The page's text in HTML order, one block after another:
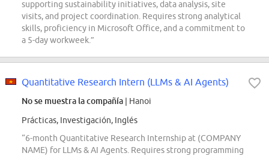
supporting sustainability initiatives, data analysis, site
visits, and project coordination. Requires strong analytical
skills, proficiency in Microsoft Office, and a commitment to
a 5-day workweek.”
Quantitative Research Intern (LLMs & AI Agents)
No se muestra la compañía | Hanoi
Prácticas, Investigación, Inglés
“6-month Quantitative Research Internship at (COMPANY
NAME) for LLMs & AI Agents. Requires strong programming